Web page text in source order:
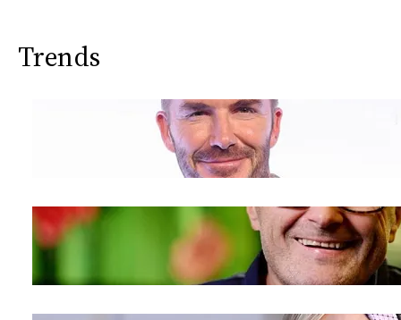
Trends